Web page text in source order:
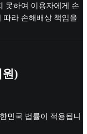
못하여 이용자에게 손
따라 손해배상 책임을
)
민국 법률이 적용됩니